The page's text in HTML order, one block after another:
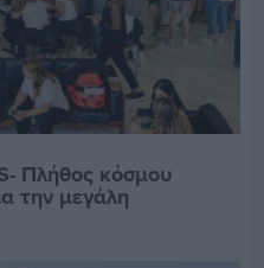
Πλήθος κόσμου
την μεγάλη